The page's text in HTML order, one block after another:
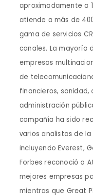
aproximadamente a
atiende a más de
gama de servicios
canales. La mayoría
empresas
de
financieros,
administración
compañía ha sido
varios analistas de
incluyendo Everest,
Forbes reconoció a
mejores empresas
mientras que Great